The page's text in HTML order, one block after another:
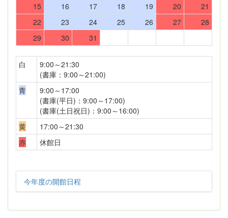
15
16 17 18 19 20
21
22
23 24 25 26 27
28
29
30 31
白
9:00～21:30
(書庫：9:00～21:00)
青
9:00～17:00
(書庫(平日)：9:00～17:00)
(書庫(土日祝日)：9:00～16:00)
黄
17:00～21:30
赤
休館日
今年度の開館日程